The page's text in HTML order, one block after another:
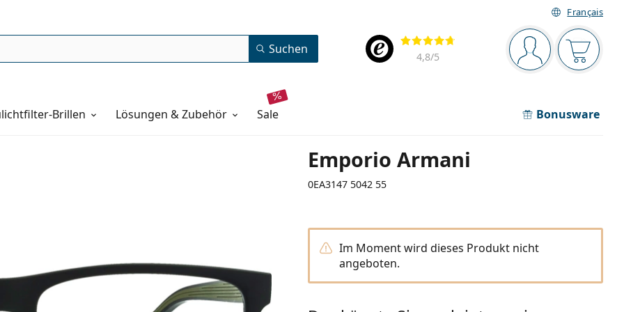
Français
Navigationsleiste
Sie sind Der
Bewertung
4,8/5
Suchen
Brillen Lösungen & Zubehör sale Bonusware
Emporio Armani
0EA3147 5042 55
Im Moment wird dieses Produkt nicht
angeboten.